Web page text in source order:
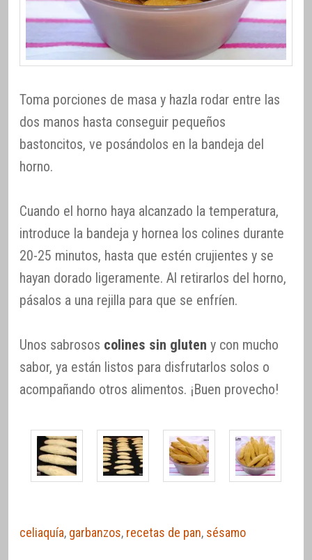
Toma porciones de masa y hazla rodar entre las
dos manos hasta conseguir pequeños
bastoncitos, ve posándolos en la bandeja del
horno.
Cuando el horno haya alcanzado la temperatura,
introduce la bandeja y hornea los colines durante
20-25 minutos, hasta que estén crujientes y se
hayan dorado ligeramente. Al retirarlos del horno,
pásalos a una rejilla para que se enfríen.
Unos sabrosos colines sin gluten y con mucho
sabor, ya están listos para disfrutarlos solos o
acompañando otros alimentos. ¡Buen provecho!
celiaquía, garbanzos, recetas de pan, sésamo